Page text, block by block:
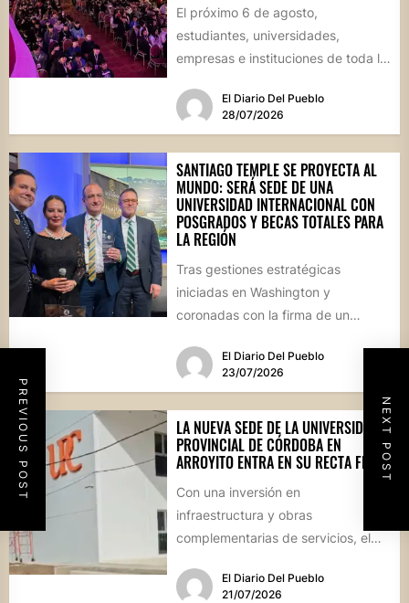
PREVIOUS POST NEXT POST
El próximo 6 de agosto,
estudiantes, universidades,
empresas e instituciones de toda la
que...
El Diario Del Pueblo
28/07/2026
SANTIAGO TEMPLE SE PROYECTA AL
MUNDO: SERÁ SEDE DE UNA
UNIVERSIDAD INTERNACIONAL CON
POSGRADOS Y BECAS TOTALES PARA
LA REGIÓN
Tras gestiones estratégicas
iniciadas en Washington y
coronadas con la firma de un
departamento Río...
El Diario Del Pueblo
23/07/2026
LA NUEVA SEDE DE LA UNIVERSIDAD
PROVINCIAL DE CÓRDOBA EN
ARROYITO ENTRA EN SU RECTA FINAL
Con una inversión en
infraestructura y obras
complementarias de servicios, el
etapa de culminación....
El Diario Del Pueblo
21/07/2026